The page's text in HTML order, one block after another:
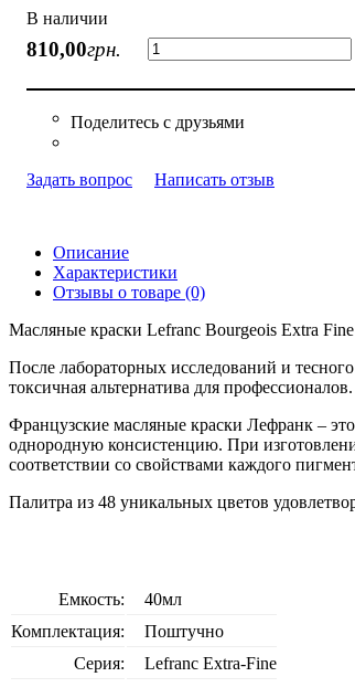
В наличии
810,00грн.
Задать вопрос Написать отзыв
Описание
Характеристики
Отзывы о товаре (0)
Масляные краски Lefranc Bourgeois Extra
После лабораторных исследований и
токсичная альтернатива для профессионалов.
Французские масляные краски Лефранк –
однородную консистенцию. При
соответствии со свойствами каждого
Палитра из 48 уникальных цветов
Емкость:
40мл
Комплектация:
Поштучно
Серия:
Lefranc Extra-Fine